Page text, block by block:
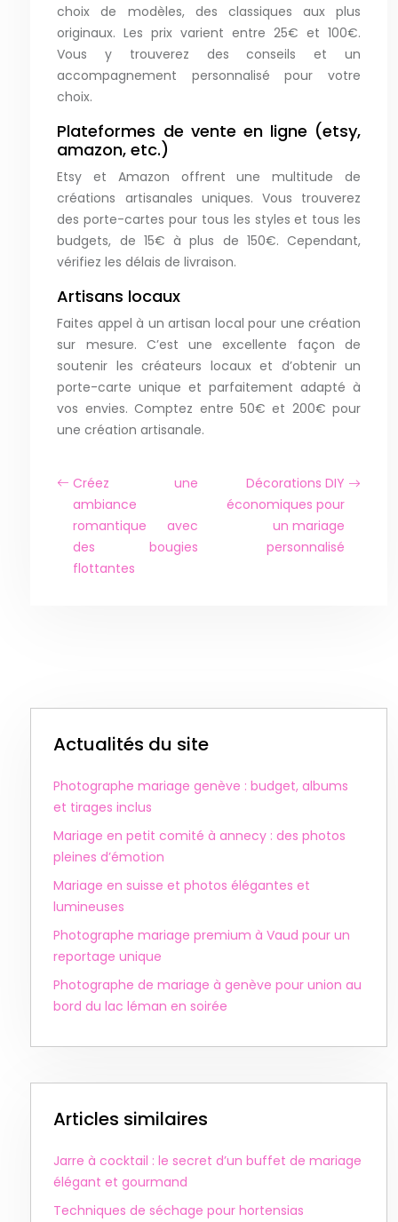
choix de modèles, des classiques aux plus
originaux. Les prix varient entre 25€ et 100€.
Vous y trouverez des conseils et un
accompagnement personnalisé pour votre
choix.
Plateformes de vente en ligne (etsy,
amazon, etc.)
Etsy et Amazon offrent une multitude de
créations artisanales uniques. Vous trouverez
des porte-cartes pour tous les styles et tous les
budgets, de 15€ à plus de 150€. Cependant,
vérifiez les délais de livraison.
Artisans locaux
Faites appel à un artisan local pour une création
sur mesure. C’est une excellente façon de
soutenir les créateurs locaux et d’obtenir un
porte-carte unique et parfaitement adapté à
vos envies. Comptez entre 50€ et 200€ pour
une création artisanale.
Créez une
ambiance
romantique avec
des bougies
flottantes
Décorations DIY
économiques pour
un mariage
personnalisé
Actualités du site
Photographe mariage genève : budget, albums
et tirages inclus
Mariage en petit comité à annecy : des photos
pleines d’émotion
Mariage en suisse et photos élégantes et
lumineuses
Photographe mariage premium à Vaud pour un
reportage unique
Photographe de mariage à genève pour union au
bord du lac léman en soirée
Articles similaires
Jarre à cocktail : le secret d’un buffet de mariage
élégant et gourmand
Techniques de séchage pour hortensias